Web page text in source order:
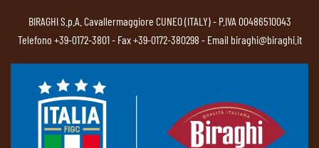
BIRAGHI S.p.A. Cavallermaggiore CUNEO (ITALY) - P.IVA 00486510043
Telefono +39-0172-3801- Fax +39-0172-380298 - Email biraghi@biraghi.it